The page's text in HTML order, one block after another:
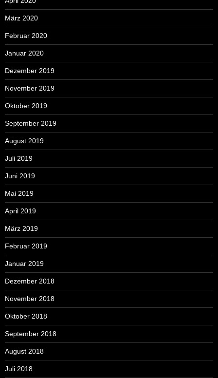
März 2020
Februar 2020
Januar 2020
Dezember 2019
November 2019
Oktober 2019
September 2019
August 2019
Juli 2019
Juni 2019
Mai 2019
April 2019
März 2019
Februar 2019
Januar 2019
Dezember 2018
November 2018
Oktober 2018
September 2018
August 2018
Juli 2018